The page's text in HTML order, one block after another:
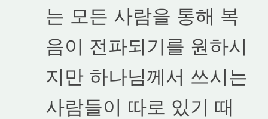
는 모든 사람을 통해 복
음이 전파되기를 원하시
지만 하나님께서 쓰시는
사람들이 따로 있기 때